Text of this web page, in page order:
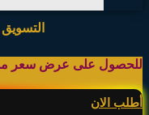
للحصول على عرض سعر
أطلب الان